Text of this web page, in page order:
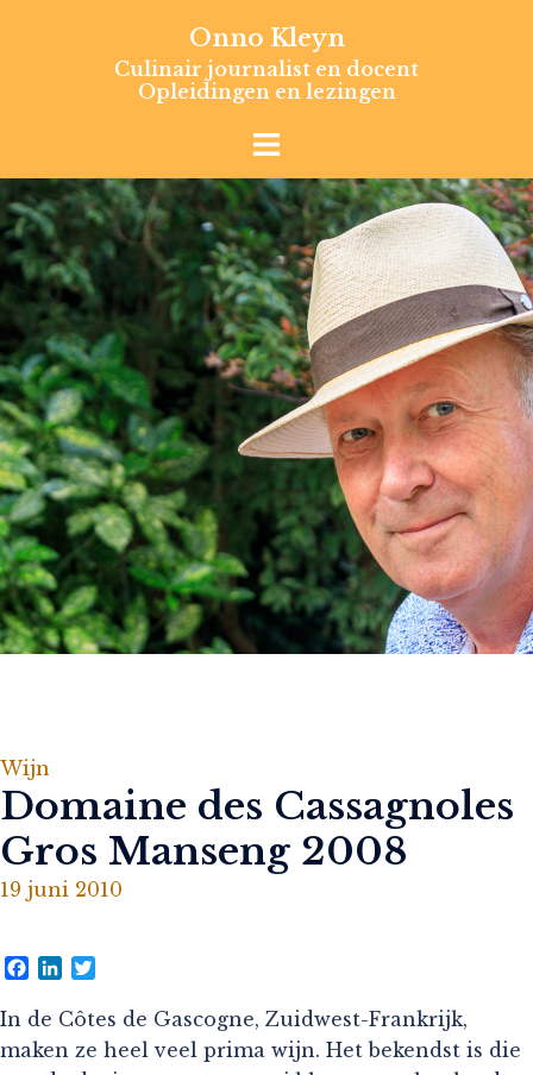
Onno Kleyn
Culinair journalist en docent
Opleidingen en lezingen
Wijn
Domaine des Cassagnoles
Gros Manseng 2008
19 juni 2010
Facebook
LinkedIn
In de Côtes de Gascogne, Zuidwest-Frankrijk,
maken ze heel veel prima wijn. Het bekendst is die